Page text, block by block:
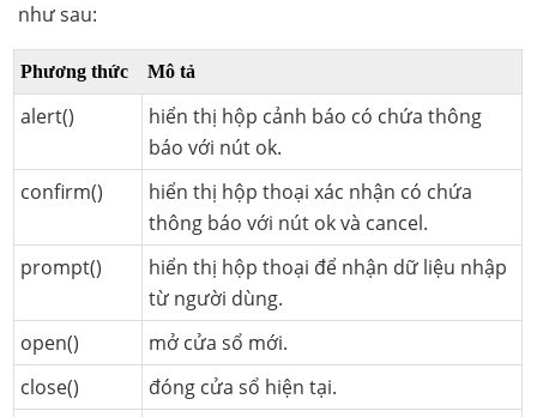
như sau:
Phương thức Mô tả
alert()
hiển thị hộp cảnh báo có chứa thông
báo với nút ok.
confirm()
hiển thị hộp thoại xác nhận có chứa
thông báo với nút ok và cancel.
prompt()
hiển thị hộp thoại để nhận dữ liệu nhập
từ người dùng.
open()
mở cửa sổ mới.
close()
đóng cửa sổ hiện tại.